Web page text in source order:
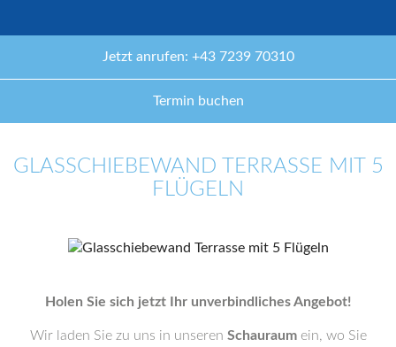
Jetzt anrufen: +43 7239 70310
Termin buchen
GLASSCHIEBEWAND TERRASSE MIT 5
FLÜGELN
Holen Sie sich jetzt Ihr unverbindliches Angebot!
Wir laden Sie zu uns in unseren Schauraumein, wo Sie